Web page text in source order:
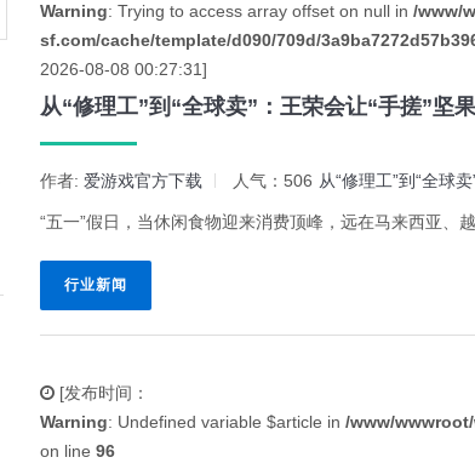
Warning: Trying to access array offset on null in /www/
sf.com/cache/template/d090/709d/
2026-08-08 00:27:31]
从“修理工”到“全球卖”：王荣会让“手搓”坚
作者: 爱游戏官方下载 人气：506 从“修理工”到“全球
“五一”假日，当休闲食物迎来消费顶峰，远在马来西亚、
行业新闻
[发布时间：
Warning: Undefined variable $article in /www/
on line 96